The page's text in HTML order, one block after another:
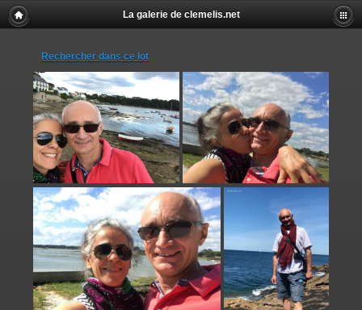
La galerie de clemelis.net
Rechercher dans ce lot